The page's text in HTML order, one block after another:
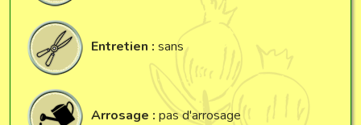
Entretien : sans
Arrosage : pas d'arrosage